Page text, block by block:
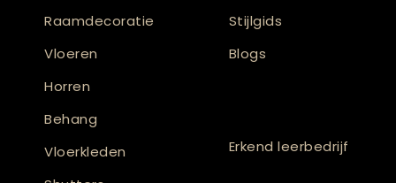
Raamdecoratie
Vloeren
Horren
Behang
Vloerkleden
Stijlgids
Blogs
Erkend leerbedrijf